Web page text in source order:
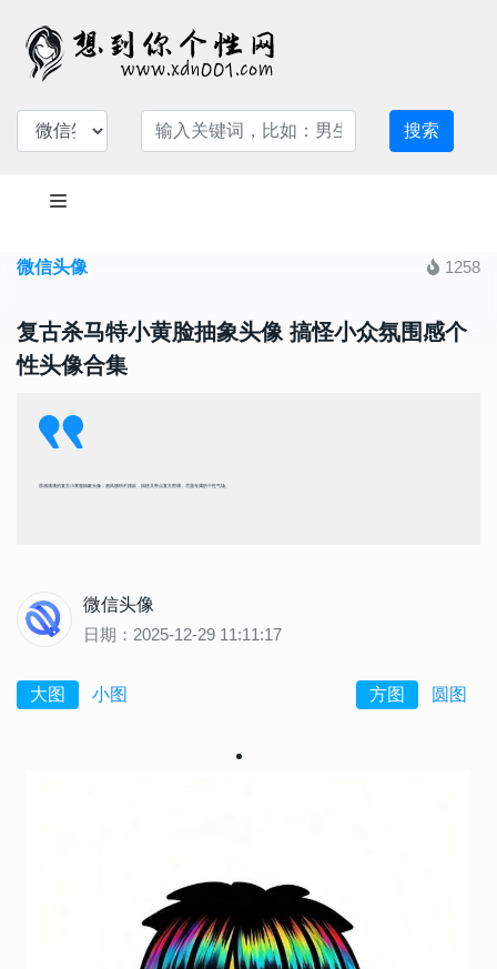
搜索
微信头像 1258
复古杀马特小黄脸抽象头像 搞怪小众氛围感个
性头像合集
质感满满的复古小黄脸抽象头像，画风独特不撞款，搞怪又带点复古腔调，尽显专属的个性气场。
微信头像
日期：2025-12-29 11:11:17
大图 小图 方图 圆图